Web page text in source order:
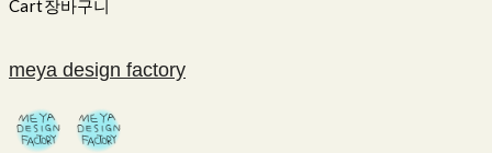
Cart장바구니
meya design factory